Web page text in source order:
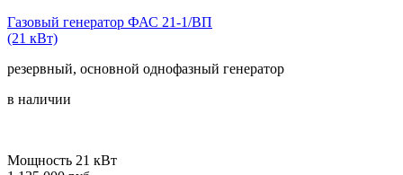
Газовый генератор ФАС 21-1/ВП
(21 кВт)
резервный, основной однофазный генератор
в наличии
Мощность 21 кВт